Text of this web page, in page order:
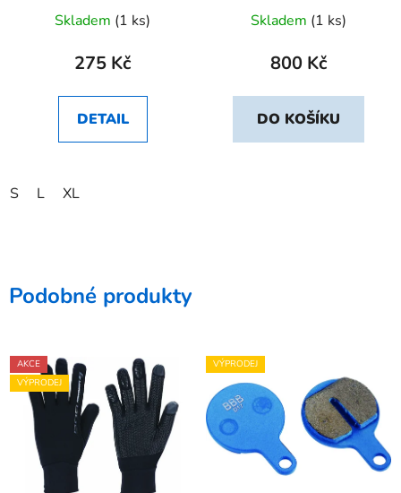
Skladem (1 ks)
275 Kč
DETAIL
S L XL
Skladem (1 ks)
800 Kč
DO KOŠÍKU
Podobné produkty
AKCE
VÝPRODEJ
VÝPRODEJ